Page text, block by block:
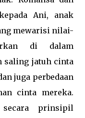
Ani, anak
mewarisi nilai-
di dalam
saling jatuh cinta
juga perbedaan
cinta mereka.
secara prinsipil